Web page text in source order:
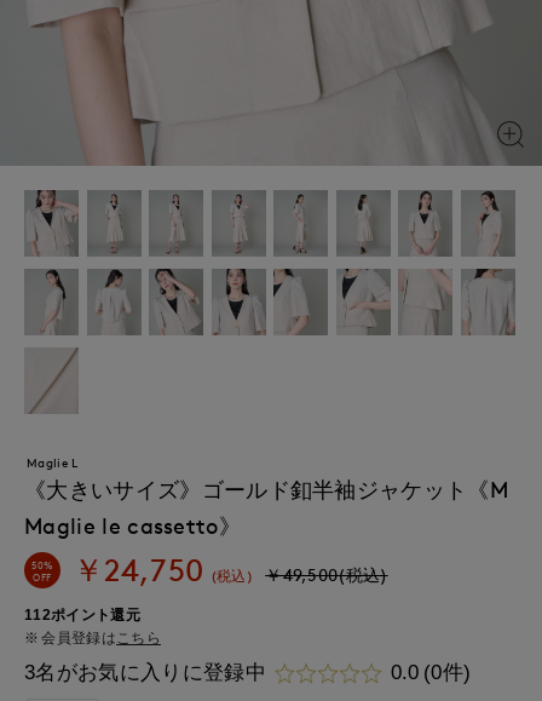
Maglie L
《大きいサイズ》ゴールド釦半袖ジャケット《M
Maglie le cassetto》
50%
OFF
￥24,750 (税込) ￥49,500(税込)
112ポイント還元
会員登録は こちら
3名がお気に入りに登録中 0.0 (0件)